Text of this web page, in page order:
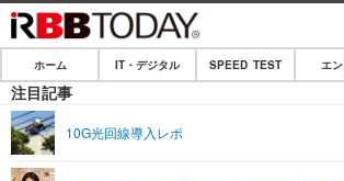
ホーム
IT・デジタル
SPEED TEST
ホーム IT・デジタル SPEED TEST エ
注目記事
10G光回線導入レポ